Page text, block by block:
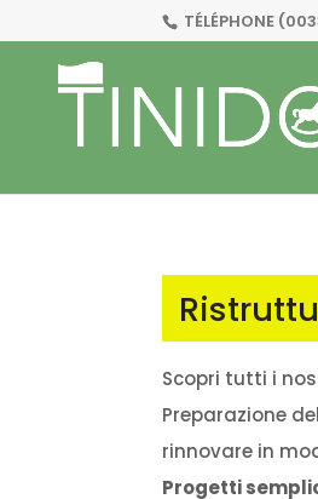
TÉLÉPHONE
Scopri tutti i
Preparazione
rinnovare in
Progetti